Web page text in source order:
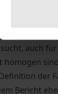
neuen
auch
homogen
der
Bericht